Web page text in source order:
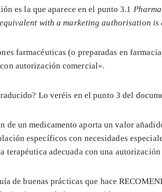
es la que aparece en el punto 3.1
with a marketing authorisation is
farmacéuticas (o preparadas en
autorización comercial».
Lo veréis en el punto 3 del
de un medicamento aporta un valor
específicos con necesidades
terapéutica adecuada con una
de buenas prácticas que hace